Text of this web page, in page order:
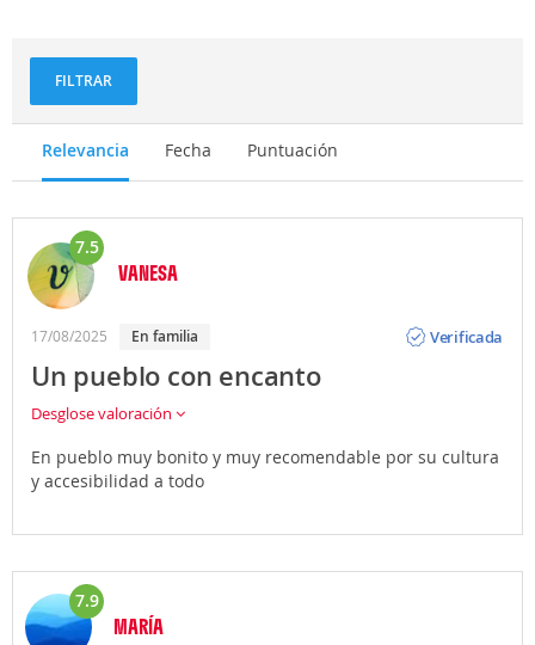
FILTRAR
Relevancia Fecha Puntuación
7.5
VANESA
17/08/2025 En familia
Verificada
Un pueblo con encanto
Desglose valoración
En pueblo muy bonito y muy recomendable por su cultura
y accesibilidad a todo
7.9
MARÍA